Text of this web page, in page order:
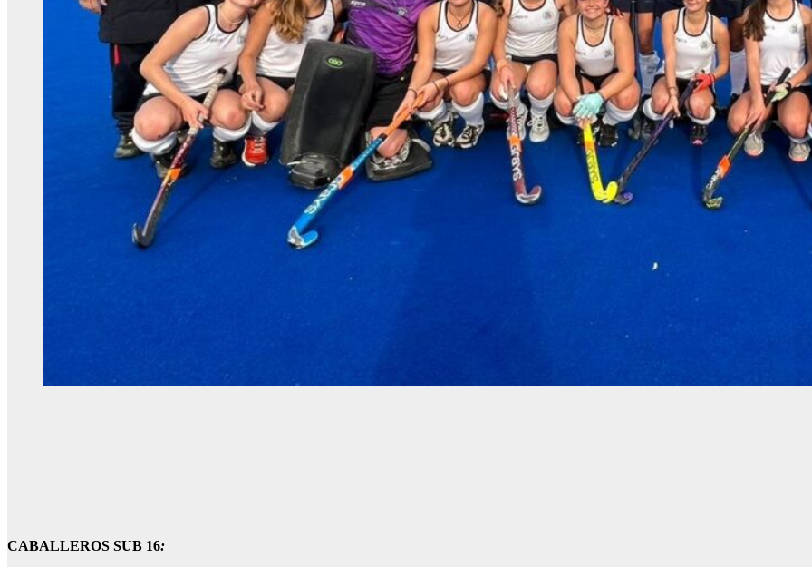
CABALLEROS SUB 16: